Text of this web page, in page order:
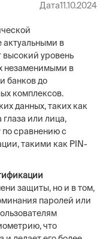
Дата11.10.2024
актуальными в
высокий уровень
незаменимыми в
банков до
комплексов.
данных, таких как
глаза или лица,
по сравнению с
такими как PIN-
защиты, но и в том,
паролей или
что